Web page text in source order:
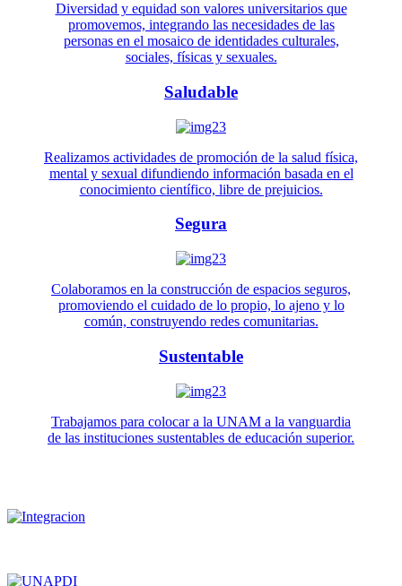
Diversidad y equidad son valores universitarios que
promovemos, integrando las necesidades de las
personas en el mosaico de identidades culturales,
sociales, físicas y sexuales.
Saludable
Realizamos actividades de promoción de la salud física,
mental y sexual difundiendo información basada en el
conocimiento científico, libre de prejuicios.
Segura
Colaboramos en la construcción de espacios seguros,
promoviendo el cuidado de lo propio, lo ajeno y lo
común, construyendo redes comunitarias.
Sustentable
Trabajamos para colocar a la UNAM a la vanguardia
de las instituciones sustentables de educación superior.